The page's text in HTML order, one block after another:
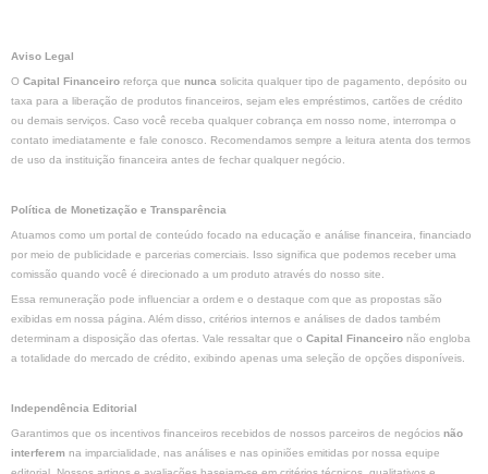
Aviso Legal
O Capital Financeiro reforça que nunca solicita qualquer tipo de pagamento, depósito ou
taxa para a liberação de produtos financeiros, sejam eles empréstimos, cartões de crédito
ou demais serviços. Caso você receba qualquer cobrança em nosso nome, interrompa o
contato imediatamente e fale conosco. Recomendamos sempre a leitura atenta dos termos
de uso da instituição financeira antes de fechar qualquer negócio.
Política de Monetização e Transparência
Atuamos como um portal de conteúdo focado na educação e análise financeira, financiado
por meio de publicidade e parcerias comerciais. Isso significa que podemos receber uma
comissão quando você é direcionado a um produto através do nosso site.
Essa remuneração pode influenciar a ordem e o destaque com que as propostas são
exibidas em nossa página. Além disso, critérios internos e análises de dados também
determinam a disposição das ofertas. Vale ressaltar que o Capital Financeiro não engloba
a totalidade do mercado de crédito, exibindo apenas uma seleção de opções disponíveis.
Independência Editorial
Garantimos que os incentivos financeiros recebidos de nossos parceiros de negócios não
interferem na imparcialidade, nas análises e nas opiniões emitidas por nossa equipe